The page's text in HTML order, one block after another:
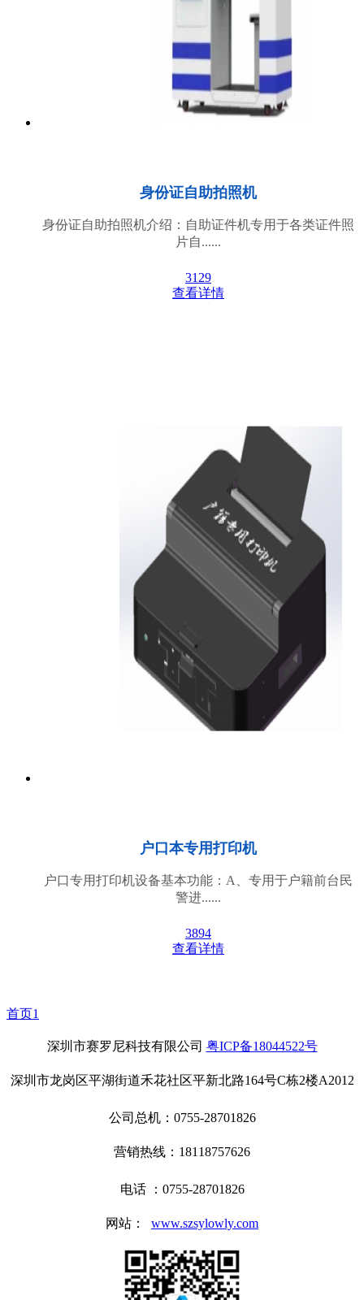
身份证自助拍照机
身份证自助拍照机介绍：自助证件机专用于各类证件照
片自......
3129
查看详情
户口本专用打印机
户口专用打印机设备基本功能：A、专用于户籍前台民
警进......
3894
查看详情
首页1
深圳市赛罗尼科技有限公司 粤ICP备18044522号
深圳市龙岗区平湖街道禾花社区平新北路164号C栋2楼A2012
公司总机：0755-28701826
营销热线：18118757626
电话 ：0755-28701826
网站： www.szsylowly.com